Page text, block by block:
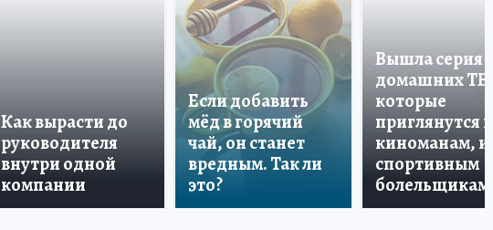
Как вырасти до
руководителя
внутри одной
компании
Если добавить
мёд в горячий
чай, он станет
вредным. Так ли
это?
Вышла серия
домашних ТВ,
которые
приглянутся и
киноманам, и
спортивным
болельщикам